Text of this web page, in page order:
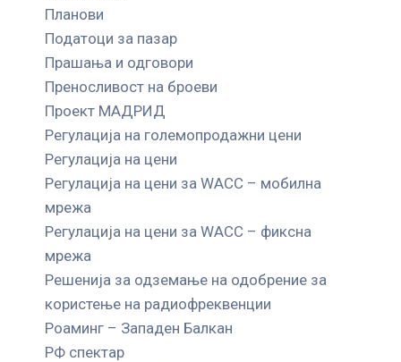
Планови
Податоци за пазар
Прашања и одговори
Преносливост на броеви
Проект МАДРИД
Регулација на големопродажни цени
Регулација на цени
Регулација на цени за WACC – мобилна
мрежа
Регулација на цени за WACC – фиксна
мрежа
Решенија за одземање на одобрение за
користење на радиофреквенции
Роаминг – Западен Балкан
РФ спектар